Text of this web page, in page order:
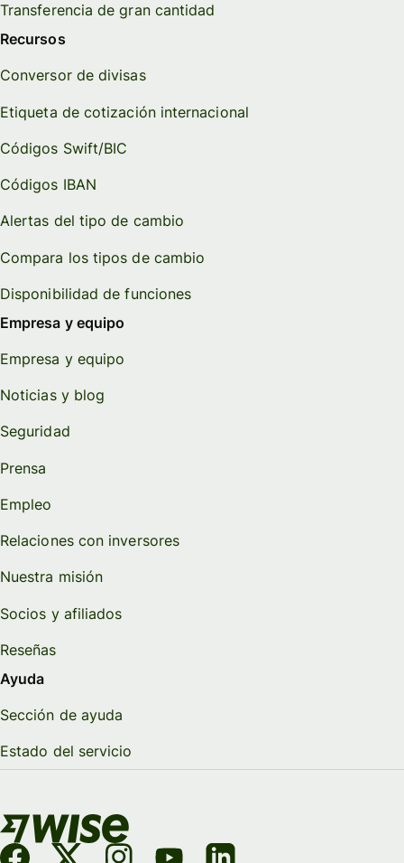
Transferencia de gran cantidad
Recursos
Conversor de divisas
Etiqueta de cotización internacional
Códigos Swift/BIC
Códigos IBAN
Alertas del tipo de cambio
Compara los tipos de cambio
Disponibilidad de funciones
Empresa y equipo
Empresa y equipo
Noticias y blog
Seguridad
Prensa
Empleo
Relaciones con inversores
Nuestra misión
Socios y afiliados
Reseñas
Ayuda
Sección de ayuda
Estado del servicio